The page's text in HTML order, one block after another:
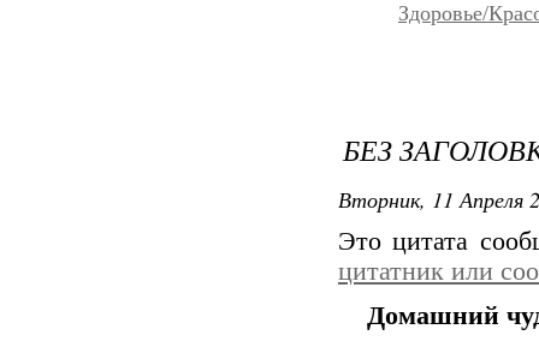
Здоровье/
БЕЗ
Вторник, 11 Апреля
Это цитата
цитатник или
Домашний